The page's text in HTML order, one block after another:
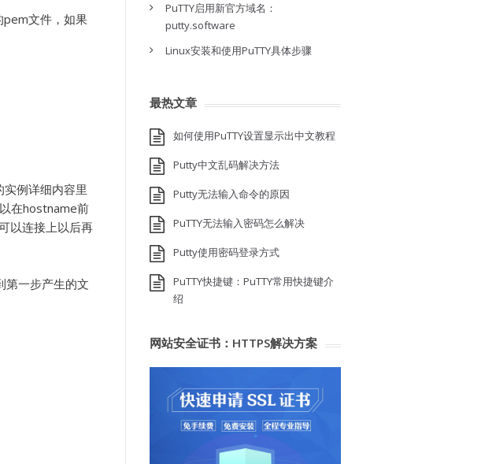
pem文件，如果
例详细内容里
在hostname前
以连接上以后再
一步产生的文
PuTTY启用新官方域名：
putty.software
Linux安装和使用PuTTY具体步骤
最热文章
如何使用PuTTY设置显示出中文教程
Putty中文乱码解决方法
Putty无法输入命令的原因
PuTTY无法输入密码怎么解决
Putty使用密码登录方式
PuTTY快捷键：PuTTY常用快捷键介
绍
网站安全证书：HTTPS解决方案